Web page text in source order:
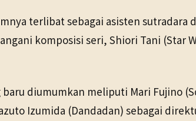
terlibat sebagai asisten
komposisi seri, Shiori Tani (Star
diumumkan meliputi Mari Fujino
Izumida (Dandadan) sebagai